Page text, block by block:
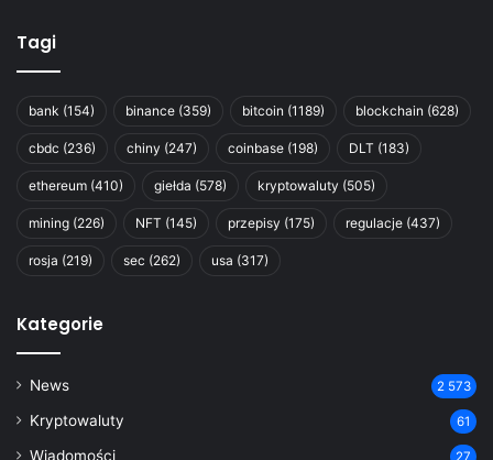
Tagi
bank (154) binance (359) bitcoin (1189) blockchain (628)
cbdc (236) chiny (247) coinbase (198) DLT (183)
ethereum (410) giełda (578) kryptowaluty (505)
mining (226) NFT (145) przepisy (175) regulacje (437)
rosja (219) sec (262) usa (317)
Kategorie
News 2 573
Kryptowaluty 61
Wiadomości 27